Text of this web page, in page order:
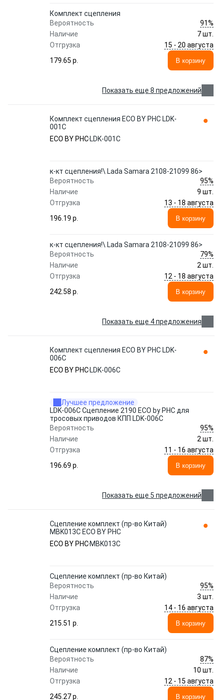
Комплект сцепления
Вероятность
91%
Наличие
7 шт.
Отгрузка
15 - 20 августа
179.65 p.
В корзину
Показать еще 8 предложений
Комплект сцепления ECO BY PHC LDK-
001C
ECO BY PHC LDK-001C
к-кт сцепления!\ Lada Samara 2108-21099 86>
Вероятность
95%
Наличие
9 шт.
Отгрузка
13 - 18 августа
196.19 p.
В корзину
к-кт сцепления!\ Lada Samara 2108-21099 86>
Вероятность
79%
Наличие
2 шт.
Отгрузка
12 - 18 августа
242.58 p.
В корзину
Показать еще 4 предложения
Комплект сцепления ECO BY PHC LDK-
006C
ECO BY PHC LDK-006C
Лучшее предложение
LDK-006C Сцепление 2190 ECO by PHC для
тросовых приводов КПП LDK-006C
Вероятность
95%
Наличие
2 шт.
Отгрузка
11 - 16 августа
196.69 p.
В корзину
Показать еще 5 предложений
Сцепление комплект (пр-во Китай)
MBK013C ECO BY PHC
ECO BY PHC MBK013C
Сцепление комплект (пр-во Китай)
Вероятность
95%
Наличие
3 шт.
Отгрузка
14 - 16 августа
215.51 p.
В корзину
Сцепление комплект (пр-во Китай)
Вероятность
87%
Наличие
10 шт.
Отгрузка
12 - 15 августа
245.27 p.
В корзину